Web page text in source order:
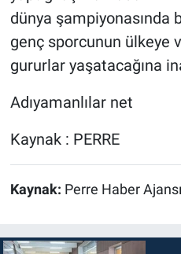
dünya şampiyonasında
genç sporcunun ülkeye
gururlar yaşatacağına
Adıyamanlılar net
Kaynak : PERRE
Kaynak: Perre Haber Ajansı